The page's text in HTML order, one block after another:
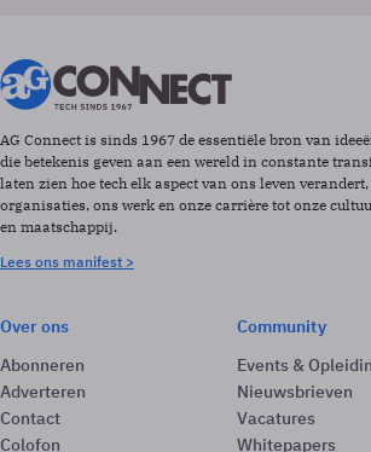
AG Connect is sinds 1967 de essentiële bron van
die betekenis geven aan een wereld in constante
laten zien hoe tech elk aspect van ons leven
organisaties, ons werk en onze carrière tot onze
en maatschappij.
Lees ons manifest >
Over ons
Abonneren
Adverteren
Contact
Colofon
Community
Events &
Nieuwsbrieven
Vacatures
Whitepapers